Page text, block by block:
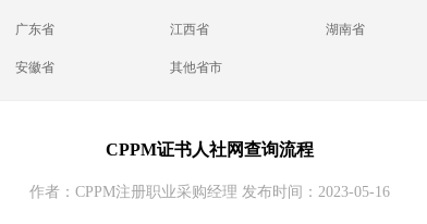
广东省 江西省 湖南省
安徽省 其他省市
CPPM证书人社网查询流程
作者：CPPM注册职业采购经理 发布时间：2023-05-16